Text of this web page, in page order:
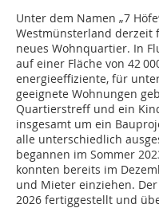
Unter dem Namen „7
Westmünsterland derzeit
neues Wohnquartier. In
auf einer Fläche von 42
energieeffiziente, für
geeignete Wohnungen
Quartierstreff und ein
insgesamt um ein
alle unterschiedlich
begannen im Sommer
konnten bereits im
und Mieter einziehen.
2026 fertiggestellt und